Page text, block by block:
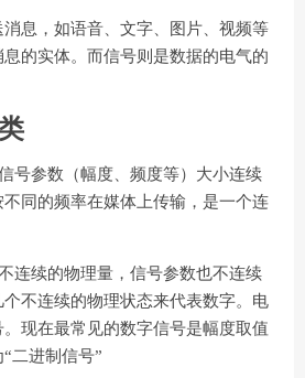
息，如语音、文字、图片、视频等
的实体。而信号则是数据的电气的
号参数（幅度、频度等）大小连续
同的频率在媒体上传输，是一个连
连续的物理量，信号参数也不连续
个不连续的物理状态来代表数字。电
现在最常见的数字信号是幅度取值
二进制信号”